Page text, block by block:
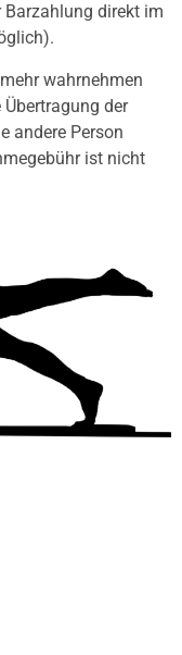
Barzahlung direkt im
wahrnehmen
der
andere Person
ist nicht